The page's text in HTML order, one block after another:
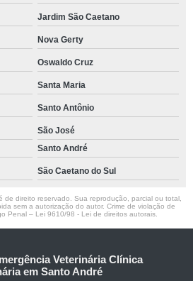
Jardim São Caetano
Nova Gerty
Oswaldo Cruz
Santa Maria
Santo Antônio
São José
Santo André
São Caetano do Sul
direito reservado. Sua reprodução, parcial ou total,
sem a autorização do autor. Crime de violação de
Penal – Lei 9610/98 - Lei de direitos autorais
Veterinária Clínica
em Santo André